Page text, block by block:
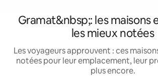
Gramat&nbsp;: les maisons
les mieux notées
Les voyageurs approuvent : ces
notées pour leur emplacement, leur
plus encore.